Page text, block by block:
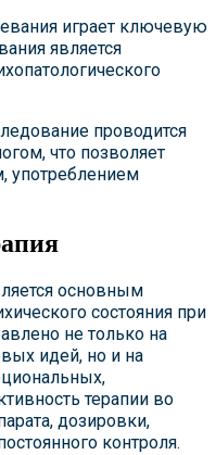
играет ключевую
является
проводится
что позволяет
употреблением
основным
состояния при
не только на
идей, но и на
терапии во
дозировки,
контроля.